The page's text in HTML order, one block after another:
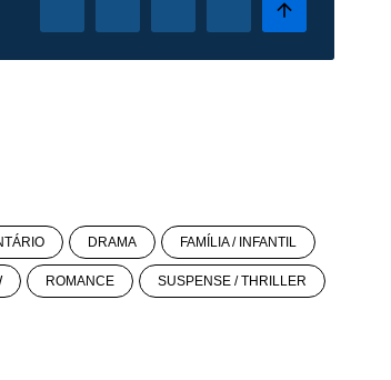
DRAMA FAMÍLIA / INFANTIL
ROMANCE SUSPENSE / THRILLER